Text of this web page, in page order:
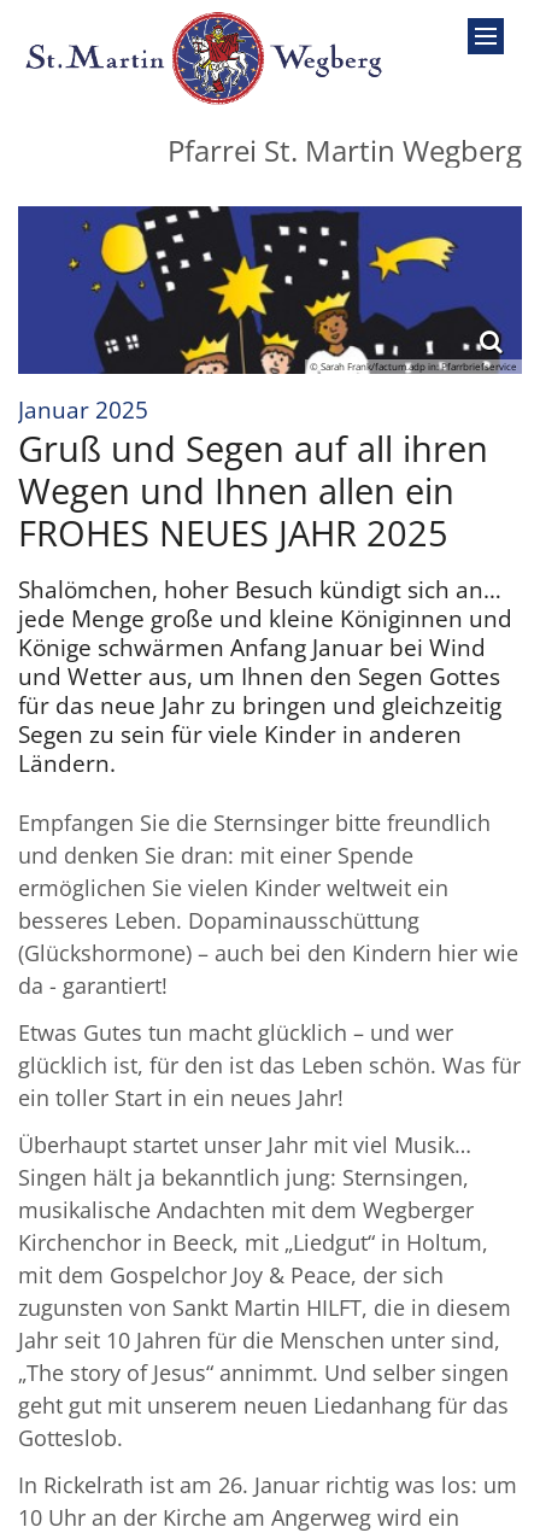
Zum Inhalt springen
Pfarrei St. Martin Wegberg
© Sarah Frank/factum.adp in: Pfarrbriefservice
Januar 2025
Gruß und Segen auf all ihren
Wegen und Ihnen allen ein
FROHES NEUES JAHR 2025
Shalömchen, hoher Besuch kündigt sich an…
jede Menge große und kleine Königinnen und
Könige schwärmen Anfang Januar bei Wind
und Wetter aus, um Ihnen den Segen Gottes
für das neue Jahr zu bringen und gleichzeitig
Segen zu sein für viele Kinder in anderen
Ländern.
Empfangen Sie die Sternsinger bitte freundlich
und denken Sie dran: mit einer Spende
ermöglichen Sie vielen Kinder weltweit ein
besseres Leben. Dopaminausschüttung
(Glückshormone) – auch bei den Kindern hier wie
da - garantiert!
Etwas Gutes tun macht glücklich – und wer
glücklich ist, für den ist das Leben schön. Was für
ein toller Start in ein neues Jahr!
Überhaupt startet unser Jahr mit viel Musik…
Singen hält ja bekanntlich jung: Sternsingen,
musikalische Andachten mit dem Wegberger
Kirchenchor in Beeck, mit „Liedgut“ in Holtum,
mit dem Gospelchor Joy & Peace, der sich
zugunsten von Sankt Martin HILFT, die in diesem
Jahr seit 10 Jahren für die Menschen unter sind,
„The story of Jesus“ annimmt. Und selber singen
geht gut mit unserem neuen Liedanhang für das
Gotteslob.
In Rickelrath ist am 26. Januar richtig was los: um
10 Uhr an der Kirche am Angerweg wird ein